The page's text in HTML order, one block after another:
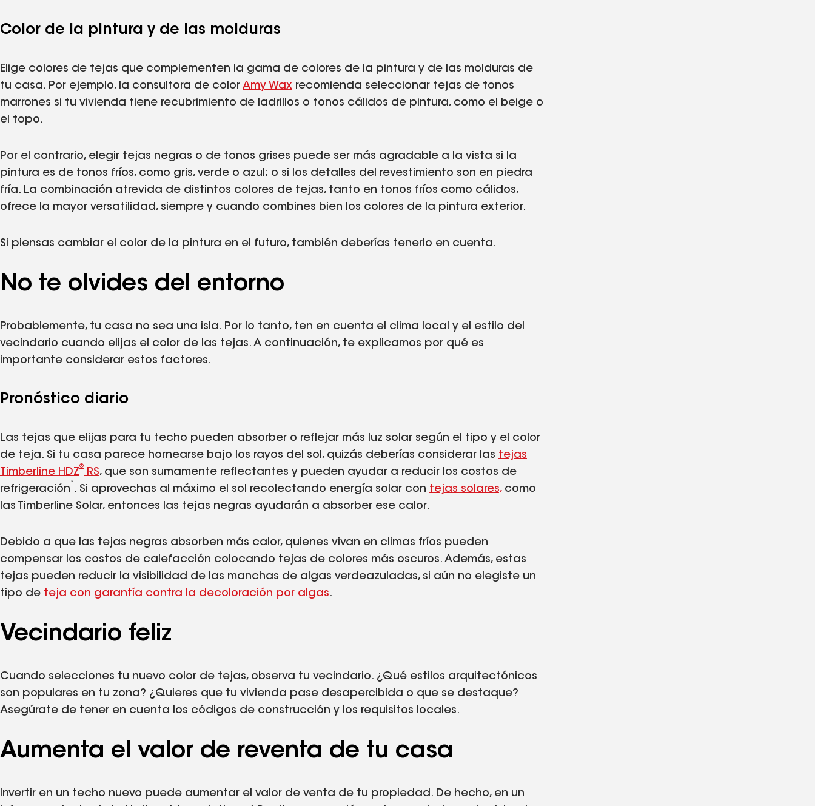
Color de la pintura y de las molduras
Elige colores de tejas que complementen la gama de colores de la pintura y de las molduras de
tu casa. Por ejemplo, la consultora de color Amy Wax recomienda seleccionar tejas de tonos
marrones si tu vivienda tiene recubrimiento de ladrillos o tonos cálidos de pintura, como el beige o
el topo.
Por el contrario, elegir tejas negras o de tonos grises puede ser más agradable a la vista si la
pintura es de tonos fríos, como gris, verde o azul; o si los detalles del revestimiento son en piedra
fría. La combinación atrevida de distintos colores de tejas, tanto en tonos fríos como cálidos,
ofrece la mayor versatilidad, siempre y cuando combines bien los colores de la pintura exterior.
Si piensas cambiar el color de la pintura en el futuro, también deberías tenerlo en cuenta.
No te olvides del entorno
Probablemente, tu casa no sea una isla. Por lo tanto, ten en cuenta el clima local y el estilo del
vecindario cuando elijas el color de las tejas. A continuación, te explicamos por qué es
importante considerar estos factores.
Pronóstico diario
Las tejas que elijas para tu techo pueden absorber o reflejar más luz solar según el tipo y el color
de teja. Si tu casa parece hornearse bajo los rayos del sol, quizás deberías considerar las tejas
Timberline HDZ
®
RS, que son sumamente reflectantes y pueden ayudar a reducir los costos de
refrigeración
*
. Si aprovechas al máximo el sol recolectando energía solar con tejas solares,como
las Timberline Solar, entonces las tejas negras ayudarán a absorber ese calor.
Debido a que las tejas negras absorben más calor, quienes vivan en climas fríos pueden
compensar los costos de calefacción colocando tejas de colores más oscuros. Además, estas
tejas pueden reducir la visibilidad de las manchas de algas verdeazuladas, si aún no elegiste un
tipo de teja con garantía contra la decoloración por algas.
Vecindario feliz
Cuando selecciones tu nuevo color de tejas, observa tu vecindario. ¿Qué estilos arquitectónicos
son populares en tu zona? ¿Quieres que tu vivienda pase desapercibida o que se destaque?
Asegúrate de tener en cuenta los códigos de construcción y los requisitos locales.
Aumenta el valor de reventa de tu casa
Invertir en un techo nuevo puede aumentar el valor de venta de tu propiedad. De hecho, en un